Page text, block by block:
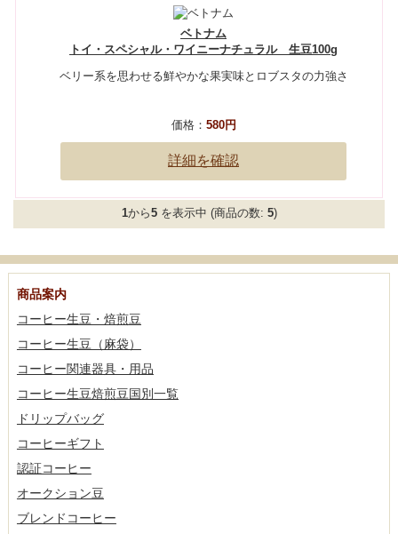
ベトナム
トイ・スペシャル・ワイニーナチュラル 生豆100g
ベリー系を思わせる鮮やかな果実味とロブスタの力強さ
価格： 580円
詳細を確認
1から5を表示中 (商品の数: 5)
商品案内
コーヒー生豆・焙煎豆
コーヒー生豆（麻袋）
コーヒー関連器具・用品
コーヒー生豆焙煎豆国別一覧
ドリップバッグ
コーヒーギフト
認証コーヒー
オークション豆
ブレンドコーヒー